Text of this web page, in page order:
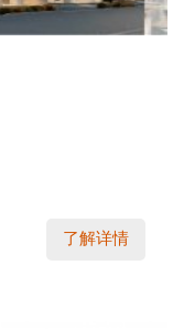
了解详情